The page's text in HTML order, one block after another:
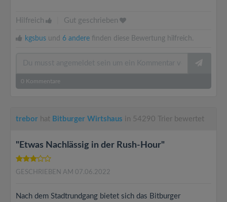
Hilfreich Gut geschrieben
kgsbus und 6 andere finden diese Bewertung hilfreich.
0 Kommentare
trebor hat Bitburger Wirtshaus in 54290 Trier bewertet
"Etwas Nachlässig in der Rush-Hour"
GESCHRIEBEN AM 07.06.2022
Nach dem Stadtrundgang bietet sich das Bitburger